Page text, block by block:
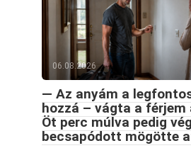
06.08.2026
— Az anyám a
hozzá – vágta a férjem
Öt perc múlva pedig
becsapódott mögötte